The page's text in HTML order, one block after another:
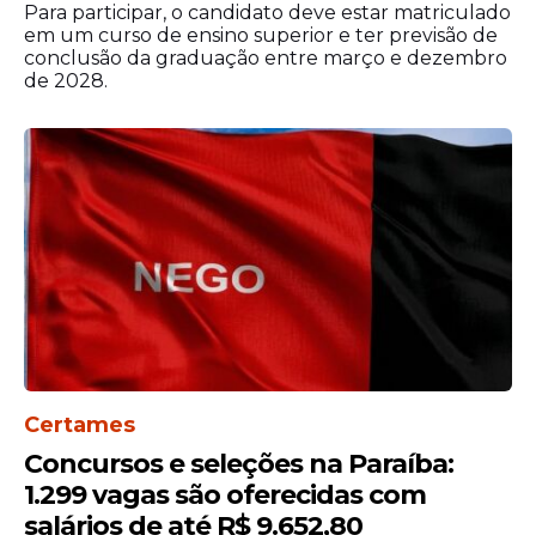
Para participar, o candidato deve estar matriculado
em um curso de ensino superior e ter previsão de
conclusão da graduação entre março e dezembro
de 2028.
Certames
Concursos e seleções na Paraíba:
1.299 vagas são oferecidas com
salários de até R$ 9.652,80